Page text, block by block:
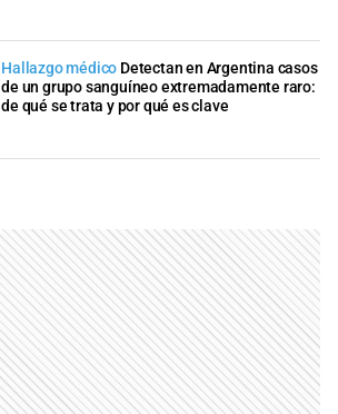
Hallazgo médico Detectan en Argentina casos
de un grupo sanguíneo extremadamente raro:
de qué se trata y por qué es clave